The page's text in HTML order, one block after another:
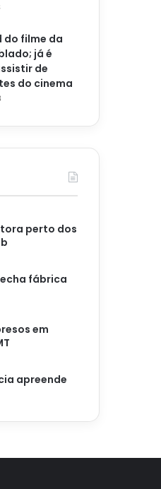
do filme da
já é
de
do cinema
perto dos
fábrica
em
apreende